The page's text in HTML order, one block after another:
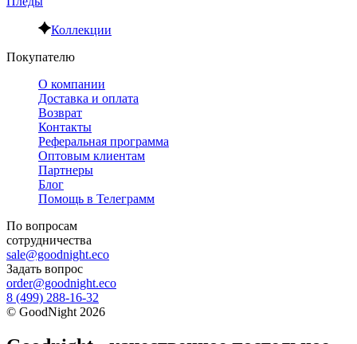
Коллекции
Покупателю
О компании
Доставка и оплата
Возврат
Контакты
Реферальная программа
Оптовым клиентам
Партнеры
Блог
Помощь в Телеграмм
По вопросам
сотрудничества
sale@goodnight.eco
Задать вопрос
order@goodnight.eco
8 (499) 288-16-32
© GoodNight 2026